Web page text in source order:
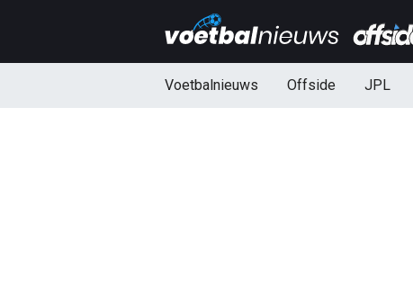
Voetbalnieuws Offside JPL